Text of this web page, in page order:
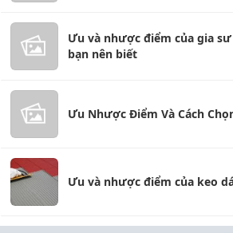
Ưu và nhược điểm của gia
bạn nên biết
Ưu Nhược Điểm Và Cách
Ưu và nhược điểm của keo